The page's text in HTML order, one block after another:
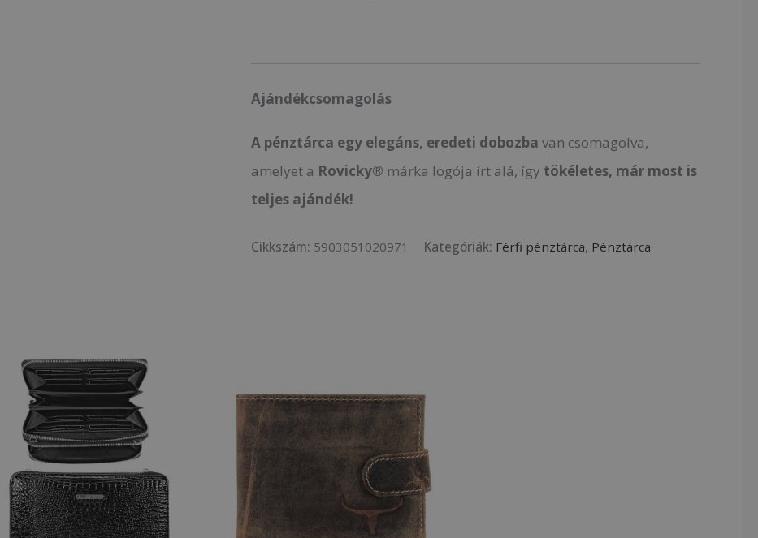
Ajándékcsomagolás
A pénztárca egy elegáns, eredeti dobozba van csomagolva,
amelyet a Rovicky® márka logója írt alá, így tökéletes, már most is
teljes ajándék!
Cikkszám: 5903051020971 Kategóriák: Férfi pénztárca, Pénztárca